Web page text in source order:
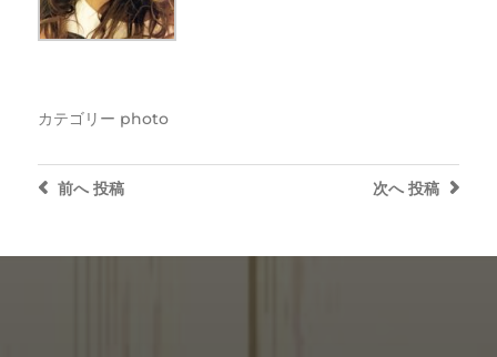
カテゴリー photo
次へ 投稿
前へ投稿